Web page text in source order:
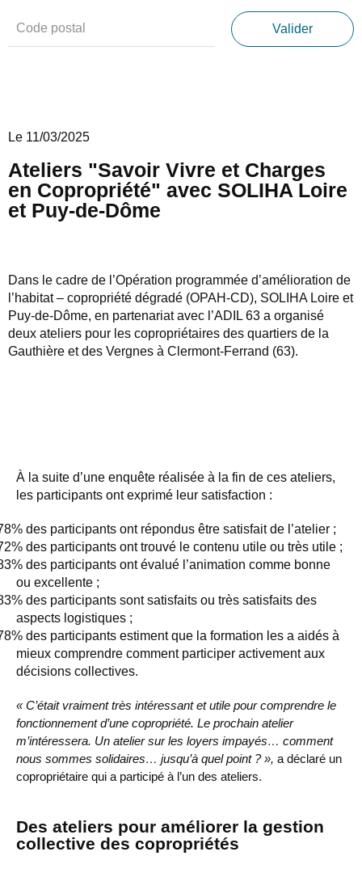
Le 11/03/2025
Ateliers "Savoir Vivre et Charges
en Copropriété" avec SOLIHA Loire
et Puy-de-Dôme
Dans le cadre de l’Opération programmée d’amélioration de
l’habitat – copropriété dégradé (OPAH-CD), SOLIHA Loire et
Puy-de-Dôme, en partenariat avec l’ADIL 63 a organisé
deux ateliers pour les copropriétaires des quartiers de la
Gauthière et des Vergnes à Clermont-Ferrand (63).
À la suite d’une enquête réalisée à la fin de ces ateliers,
les participants ont exprimé leur satisfaction :
des participants ont répondus être satisfait de l’atelier ;
des participants ont trouvé le contenu utile ou très utile ;
des participants ont évalué l’animation comme bonne
ou excellente ;
des participants sont satisfaits ou très satisfaits des
aspects logistiques ;
des participants estiment que la formation les a aidés à
mieux comprendre comment participer activement aux
décisions collectives.
« C’était vraiment très intéressant et utile pour comprendre le
fonctionnement d’une copropriété. Le prochain atelier
m’intéressera. Un atelier sur les loyers impayés… comment
nous sommes solidaires… jusqu’à quel point ? », a déclaré un
copropriétaire qui a participé à l’un des ateliers.
Des ateliers pour améliorer la gestion
collective des copropriétés